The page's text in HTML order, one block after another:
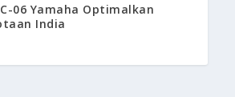
06 Yamaha Optimalkan
India